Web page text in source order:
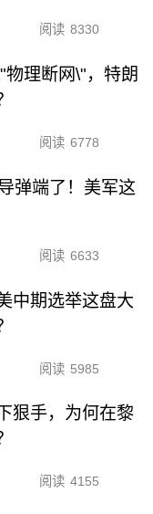
阅读 8330
理断网\"，特朗
阅读 6778
弹端了！美军这
阅读 6633
中期选举这盘大
阅读 5985
狠手，为何在黎
阅读 4155